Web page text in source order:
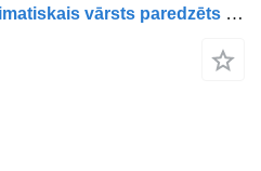
Metalmec 706202010 pneimatiskais vārsts paredzēts autobusa